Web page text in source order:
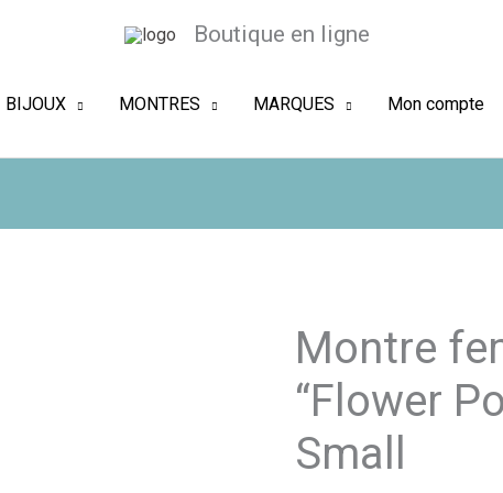
Boutique en ligne
BIJOUX MONTRES MARQUES Mon compte
Montre
“Flower
Small